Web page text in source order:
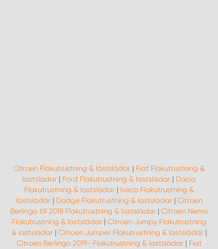
Citroen Flakutrustning & lastslädar | Fiat Flakutrustning &
lastslädar| Ford Flakutrustning & lastslädar| Dacia
Flakutrustning & lastslädar| Iveco Flakutrustning &
lastslädar| Dodge Flakutrustning & lastslädar| Citroen
Berlingo till 2018 Flakutrustning & lastslädar | Citroen Nemo
Flakutrustning & lastslädar | Citroen Jumpy Flakutrustning
& lastslädar| Citroen Jumper Flakutrustning & lastslädar|
Citroen Berlingo 2019- Flakutrustning & lastslädar| Fiat